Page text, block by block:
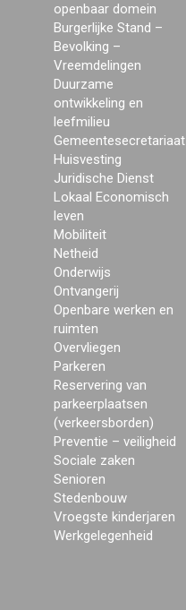
openbaar domein
Burgerlijke Stand –
Bevolking –
Vreemdelingen
Duurzame
ontwikkeling en
leefmilieu
Gemeentesecretariaat
Huisvesting
Juridische Dienst
Lokaal Economisch
leven
Mobiliteit
Netheid
Onderwijs
Ontvangerij
Openbare werken en
ruimten
Overvliegen
Parkeren
Reservering van
parkeerplaatsen
(verkeersborden)
Preventie – veiligheid
Sociale zaken
Senioren
Stedenbouw
Vroegste kinderjaren
Werkgelegenheid